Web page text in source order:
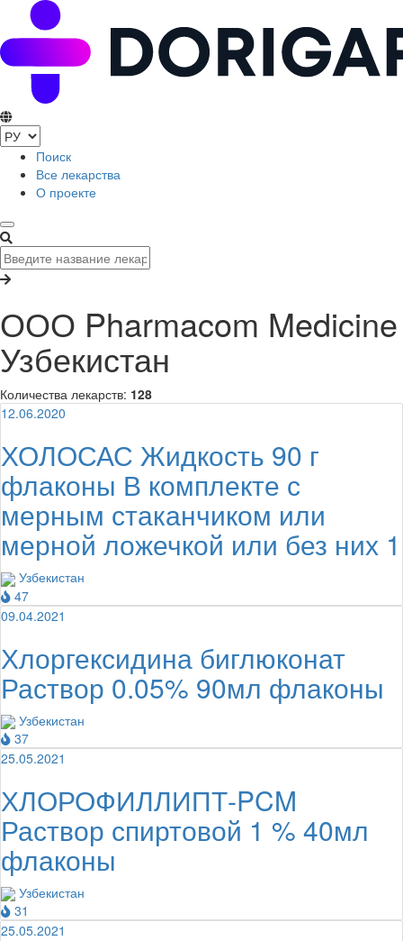
Поиск
Все лекарства
О проекте
ООО Pharmacom Medicine
Узбекистан
Количества лекарств: 128
12.06.2020
ХОЛОСАС Жидкость 90 г
флаконы В комплекте с
мерным стаканчиком или
мерной ложечкой или без них 1
Узбекистан
47
09.04.2021
Хлоргексидина биглюконат
Раствор 0.05% 90мл флаконы
Узбекистан
37
25.05.2021
ХЛОРОФИЛЛИПТ-PCM
Раствор спиртовой 1 % 40мл
флаконы
Узбекистан
31
25.05.2021